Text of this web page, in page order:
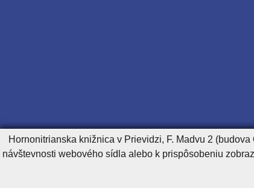
Hornonitrianska knižnica v Prievidzi, F. Madvu 2
návštevnosti webového sídla alebo k prispôsobeniu